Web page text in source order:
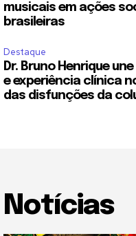
musicais em ações
brasileiras
Destaque
Dr. Bruno Henrique
e experiência clínica
das disfunções da
Notícias